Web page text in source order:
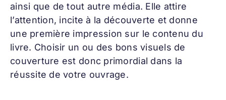
ainsi que de tout autre média. Elle attire
l’attention, incite à la découverte et donne
une première impression sur le contenu du
livre. Choisir un ou des bons visuels de
couverture est donc primordial dans la
réussite de votre ouvrage.